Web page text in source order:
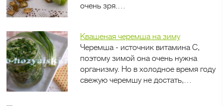
очень зря.…
Квашеная черемша на зиму
Черемша - источник витамина С,
поэтому зимой она очень нужна
организму. Но в холодное время году
свежую черемшу не достать,…